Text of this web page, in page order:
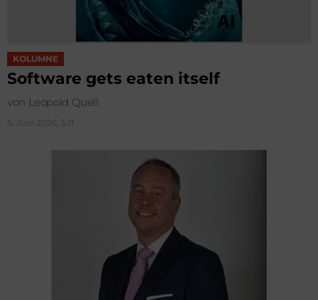
KOLUMNE
Software gets eaten itself
von Leopold Quell
5. Juni 2026, 5:11